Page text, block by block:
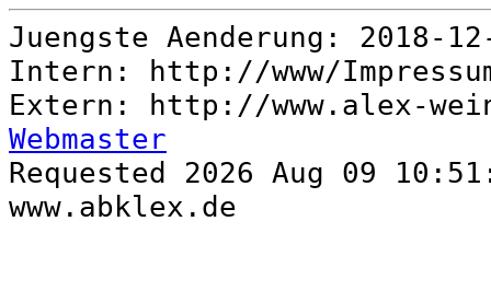
Juengste Aenderung: 2018-
Intern: http://www/
Extern: http://www.alex-
Webmaster
Requested 2026 Aug 09
www.abklex.de